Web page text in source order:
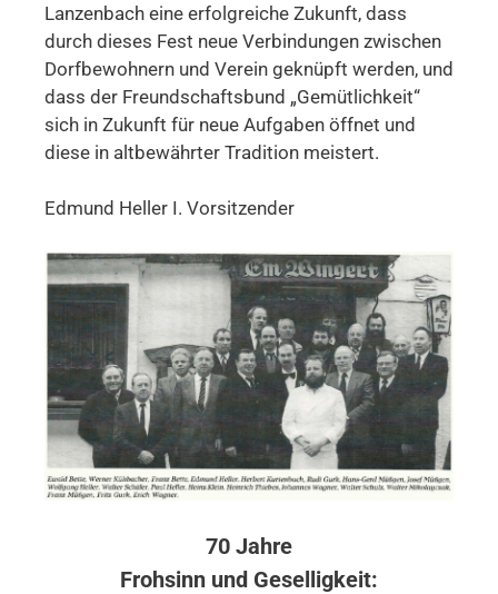
Lanzenbach eine erfolgreiche Zukunft, dass
durch dieses Fest neue Verbindungen zwischen
Dorfbewohnern und Verein geknüpft werden, und
dass der Freundschaftsbund „Gemütlichkeit“
sich in Zukunft für neue Aufgaben öffnet und
diese in altbewährter Tradition meistert.
Edmund Heller I. Vorsitzender
70 Jahre
Frohsinn und Geselligkeit: